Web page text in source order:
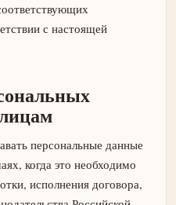
с настоящей
персональные данные
когда это необходимо
исполнения договора,